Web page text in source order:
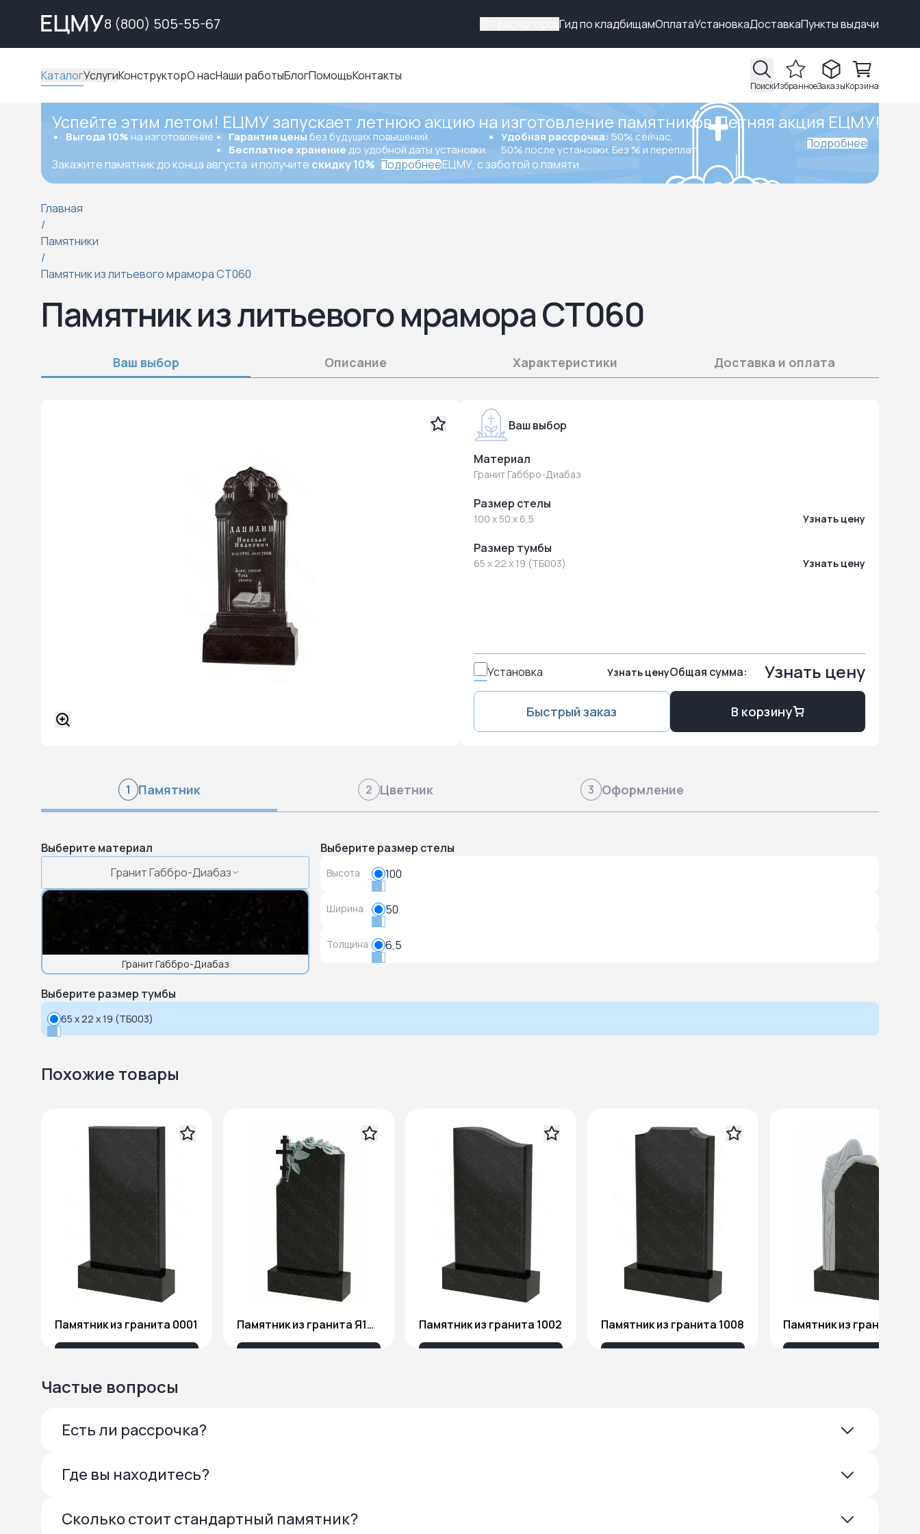
8 (800) 505-55-67 Гид по кладбищамОплатаУстановкаДоставкаПункты выдачи
КаталогУслугиКонструкторО насНаши работыБлогПомощьКонтакты
ПоискИзбранноеЗаказыКорзина
Успейте этим летом! ЕЦМУ запускает летнюю акцию на изготовление памятников.Летняя акция ЕЦМУ!
Выгода 10% на изготовление. Гарантия цены без будущих повышений.
Бесплатное хранение до удобной даты установки.
Удобная рассрочка: 50% сейчас,
50% после установки. Без % и переплат.
Закажите памятник до конца августа и получите скидку 10% ПодробнееЕЦМУ, с заботой о памяти
Подробнее
Главная
/
Памятники
/
Памятник из литьевого мрамора СТ060
Памятник из литьевого мрамора СТ060
Ваш выбор Описание Характеристики Доставка и оплата
Ваш выбор
Материал
Гранит Габбро-Диабаз
Размер стелы
100 x 50 x 6,5 Узнать цену
Размер тумбы
65 x 22 x 19 (ТБ003) Узнать цену
Установка Узнать ценуОбщая сумма: Узнать цену
Быстрый заказ В корзину
1 Памятник 2 Цветник 3 Оформление
Выберите материал
Гранит Габбро-Диабаз
Гранит Габбро-Диабаз
Выберите размер стелы
Высота 100
Ширина 50
Толщина 6,5
Выберите размер тумбы
65 x 22 x 19 (ТБ003)
Похожие товары
Памятник из гранита 0001 Памятник из гранита Я1806 Памятник из гранита 1002 Памятник из гранита 1008
Частые вопросы
Есть ли рассрочка?
Где вы находитесь?
Сколько стоит стандартный памятник?